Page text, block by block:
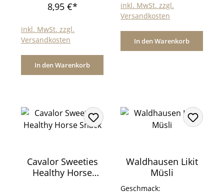
8,95 €*
inkl. MwSt. zzgl.
Versandkosten
In den Warenkorb
inkl. MwSt. zzgl.
Versandkosten
In den Warenkorb
Cavalor Sweeties
Healthy Horse
Waldhausen Likit
Müsli
Geschmack: